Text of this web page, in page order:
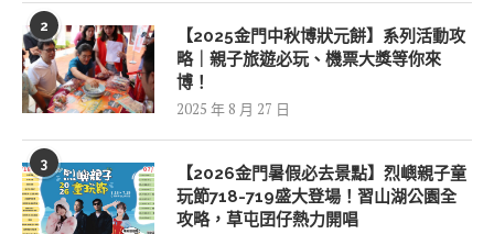
2
【2025金門中秋博狀元餅】系列活動攻
略｜親子旅遊必玩、機票大獎等你來
博！
2025 年 8 月 27 日
3
【2026金門暑假必去景點】烈嶼親子童
玩節718-719盛大登場！習山湖公園全
攻略，草屯囝仔熱力開唱